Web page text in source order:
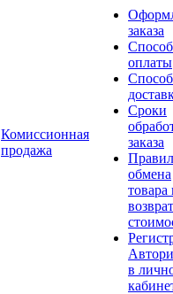
Комиссионная
продажа
заказа
оплаты
Сроки
заказа
обмена
товара
в